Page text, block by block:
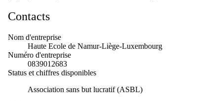
Contacts
Nom d'entreprise
Haute Ecole de Namur-Liège-Luxembourg
Numéro d'entreprise
0839012683
Status et chiffres disponibles
Association sans but lucratif (ASBL)